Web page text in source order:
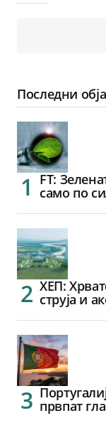
Последни
FT:
само по
ХЕП:
струја и
првпат